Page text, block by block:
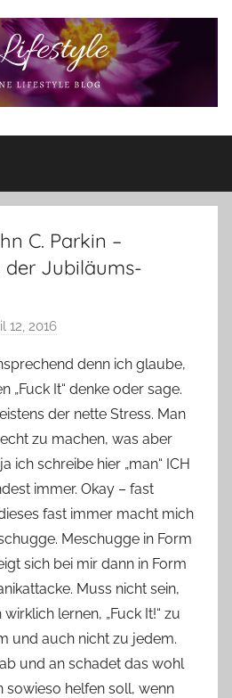
C. Parkin –
der Jubiläums-
12, 2016
n
Y
v
o
n
n
e
denn ich glaube,
„Fuck It“ denke oder sage.
der nette Stress. Man
zu machen, was aber
ich schreibe hier „man“ ICH
immer. Okay – fast
fast immer macht mich
Meschugge in Form
sich bei mir dann in Form
Muss nicht sein,
lernen, „Fuck It!“ zu
und auch nicht zu jedem.
und an schadet das wohl
sowieso helfen soll, wenn